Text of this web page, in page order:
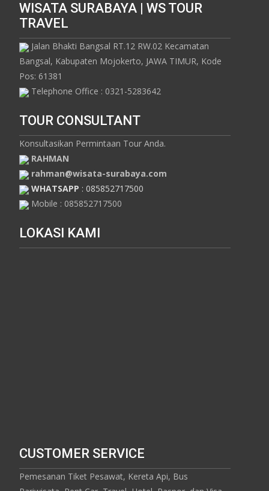
WISATA SURABAYA | WS TOUR
TRAVEL
Jalan Bhakti Bangsal RT.12 RW.02 Kecamatan
Bangsal, Kabupaten Mojokerto, JAWA TIMUR, Kode
Pos: 61381
Telephone Office : 0321-5283642
TOUR CONSULTANT
Konsultasikan Permintaan Tour Anda.
RAHMAN
rahman@wisata-surabaya.com
WHATSAPP : 085852717500
Mobile : 085852717500
LOKASI KAMI
CUSTOMER SERVICE
Pemesanan Tiket Pesawat, Kereta Api, Bus